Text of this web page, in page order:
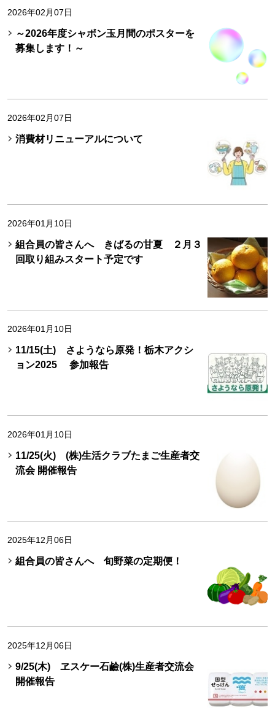
2026年02月07日
～2026年度シャボン玉月間のポスターを
募集します！～
2026年02月07日
消費材リニューアルについて
2026年01月10日
組合員の皆さんへ きばるの甘夏 ２月３
回取り組みスタート予定です
2026年01月10日
11/15(土) さようなら原発！栃木アクシ
ョン2025 参加報告
2026年01月10日
11/25(火) (株)生活クラブたまご生産者交
流会 開催報告
2025年12月06日
組合員の皆さんへ 旬野菜の定期便！
2025年12月06日
9/25(木) ヱスケー石鹼(株)生産者交流会
開催報告